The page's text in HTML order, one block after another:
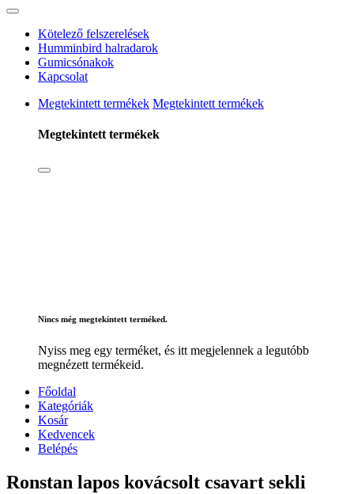
Kötelező felszerelések
Humminbird halradarok
Gumicsónakok
Kapcsolat
Megtekintett termékek Megtekintett termékek
Megtekintett termékek
Nincs még megtekintett terméked.
Nyiss meg egy terméket, és itt megjelennek a legutóbb
megnézett termékeid.
Főoldal
Kategóriák
Kosár
Kedvencek
Belépés
Ronstan lapos kovácsolt csavart sekli